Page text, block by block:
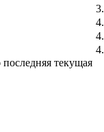
текущая